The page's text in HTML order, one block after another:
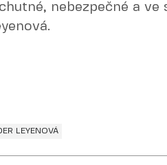
nebezpečné a ve
LEYENOVÁ